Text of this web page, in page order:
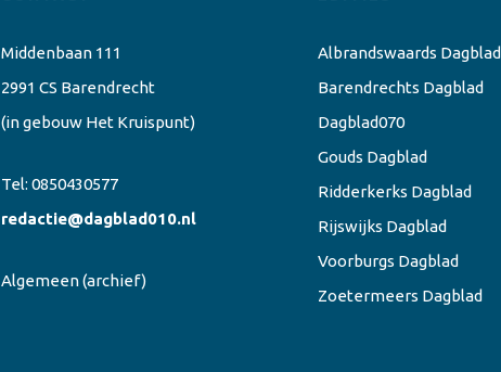
Middenbaan 111
2991 CS Barendrecht
(in gebouw Het Kruispunt)
Tel: 0850430577
redactie@dagblad010.nl
Algemeen(archief)
Albrandswaards Dagblad
Barendrechts Dagblad
Dagblad070
Gouds Dagblad
Ridderkerks Dagblad
Rijswijks Dagblad
Voorburgs Dagblad
Zoetermeers Dagblad